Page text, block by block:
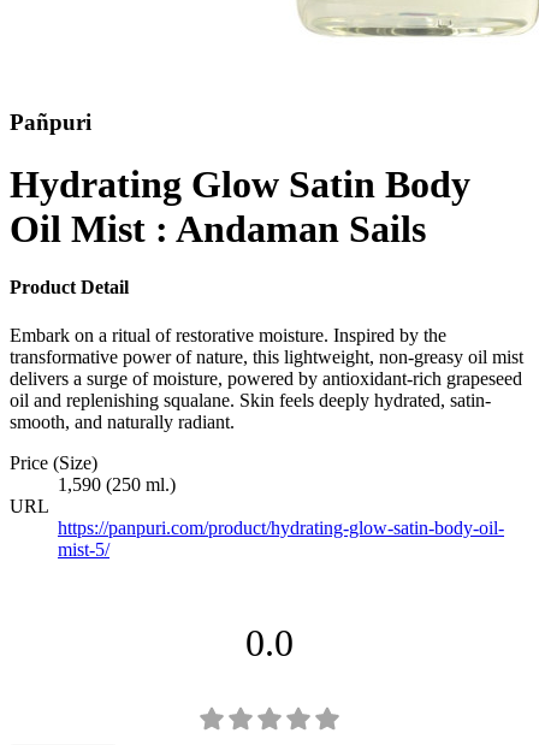
Pañpuri
Hydrating Glow Satin Body
Oil Mist : Andaman Sails
Product Detail
Embark on a ritual of restorative moisture. Inspired by the
transformative power of nature, this lightweight, non-greasy oil mist
delivers a surge of moisture, powered by antioxidant-rich grapeseed
oil and replenishing squalane. Skin feels deeply hydrated, satin-
smooth, and naturally radiant.
Price (Size)
1,590 (250 ml.)
URL
https://panpuri.com/product/hydrating-glow-satin-body-oil-
mist-5/
0.0